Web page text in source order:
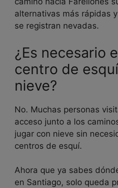
alternativas más rápidas
se registran nevadas.
¿Es necesario
centro de
nieve?
No. Muchas personas
acceso junto a los
jugar con nieve sin
centros de esquí.
Ahora que ya sabes
en Santiago, solo queda